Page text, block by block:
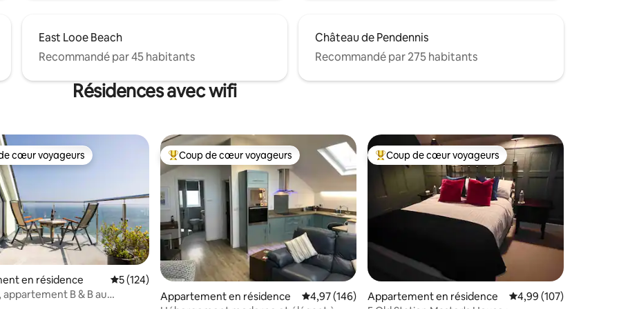
East Looe Beach
Recommandé par 45 habitants
Château de Pendennis
Recommandé par 275 habitants
Résidences avec wifi
base de 259 commentaires : 4,91 sur 5
cœur voyageurs les plus appréciés
cœur voyageurs
en résidence Évaluation moyenne sur la base de 124 commentaires : 5 sur 5
5 (124)
appartement B & B au
Coups de cœur voyageurs les plus appréciés
Coup de cœur voyageurs
Appartement en résidence Évaluation moyenne sur la base de 146 commentaires : 4,97 sur 5
4,97 (146)
Coups de cœur voyageurs les plus appréciés
Coup de cœur voyageurs
Appartement en résidence Évaluation moyenne
4,99 (107)